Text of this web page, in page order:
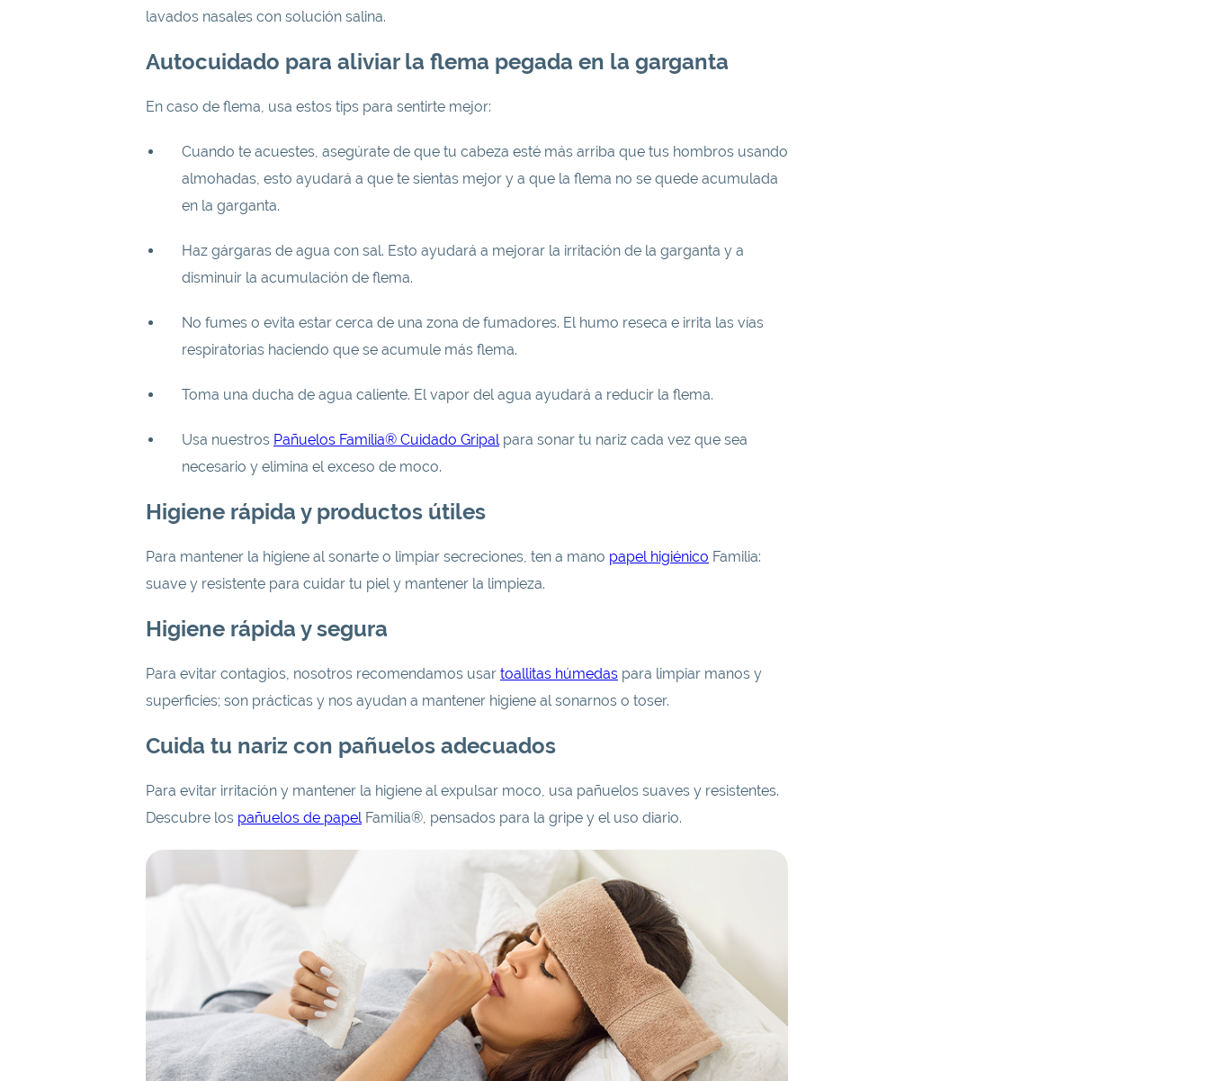
lavados nasales con solución salina.
Autocuidado para aliviar la flema pegada en la garganta
En caso de flema, usa estos tips para sentirte mejor:
Cuando te acuestes, asegúrate de que tu cabeza esté más arriba que tus hombros usando
almohadas, esto ayudará a que te sientas mejor y a que la flema no se quede acumulada
en la garganta.
Haz gárgaras de agua con sal. Esto ayudará a mejorar la irritación de la garganta y a
disminuir la acumulación de flema.
No fumes o evita estar cerca de una zona de fumadores. El humo reseca e irrita las vías
respiratorias haciendo que se acumule más flema.
Toma una ducha de agua caliente. El vapor del agua ayudará a reducir la flema.
Usa nuestros Pañuelos Familia® Cuidado Gripalpara sonar tu nariz cada vez que sea
necesario y elimina el exceso de moco.
Higiene rápida y productos útiles
Para mantener la higiene al sonarte o limpiar secreciones, ten a mano papel higiénico Familia:
suave y resistente para cuidar tu piel y mantener la limpieza.
Higiene rápida y segura
Para evitar contagios, nosotros recomendamos usar toallitas húmedas para limpiar manos y
superficies; son prácticas y nos ayudan a mantener higiene al sonarnos o toser.
Cuida tu nariz con pañuelos adecuados
Para evitar irritación y mantener la higiene al expulsar moco, usa pañuelos suaves y resistentes.
Descubre los pañuelos de papelFamilia®, pensados para la gripe y el uso diario.